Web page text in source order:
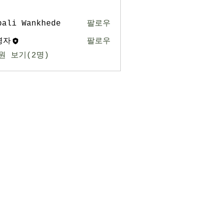
Wankhede
팔로우
자
팔로우
보기(2명)